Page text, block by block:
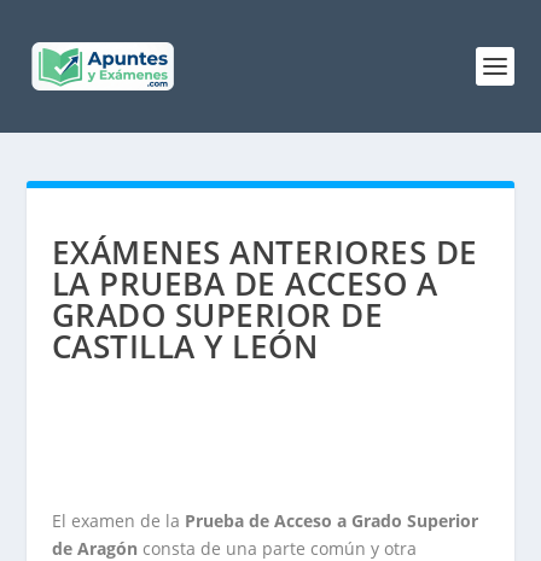
EXÁMENES ANTERIORES DE
LA PRUEBA DE ACCESO A
GRADO SUPERIOR DE
CASTILLA Y LEÓN
El examen de la Prueba de Acceso a Grado Superior
de Aragón consta de una parte común y otra